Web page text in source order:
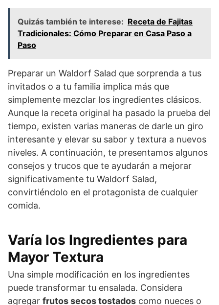
Quizás también te interese: Receta de Fajitas
Tradicionales: Cómo Preparar en Casa Paso a
Paso
Preparar un Waldorf Salad que sorprenda a tus
invitados o a tu familia implica más que
simplemente mezclar los ingredientes clásicos.
Aunque la receta original ha pasado la prueba del
tiempo, existen varias maneras de darle un giro
interesante y elevar su sabor y textura a nuevos
niveles. A continuación, te presentamos algunos
consejos y trucos que te ayudarán a mejorar
significativamente tu Waldorf Salad,
convirtiéndolo en el protagonista de cualquier
comida.
Varía los Ingredientes para
Mayor Textura
Una simple modificación en los ingredientes
puede transformar tu ensalada. Considera
agregar frutos secos tostados como nueces o